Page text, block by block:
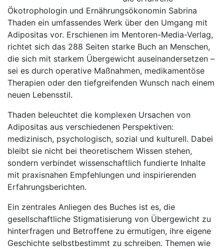
Ökotrophologin und Ernährungsökonomin Sabrina
Thaden ein umfassendes Werk über den Umgang mit
Adipositas vor. Erschienen im Mentoren-Media-Verlag,
richtet sich das 288 Seiten starke Buch an Menschen,
die sich mit starkem Übergewicht auseinandersetzen –
sei es durch operative Maßnahmen, medikamentöse
Therapien oder den tiefgreifenden Wunsch nach einem
neuen Lebensstil.
Thaden beleuchtet die komplexen Ursachen von
Adipositas aus verschiedenen Perspektiven:
medizinisch, psychologisch, sozial und kulturell. Dabei
bleibt sie nicht bei theoretischem Wissen stehen,
sondern verbindet wissenschaftlich fundierte Inhalte
mit praxisnahen Empfehlungen und inspirierenden
Erfahrungsberichten.
Ein zentrales Anliegen des Buches ist es, die
gesellschaftliche Stigmatisierung von Übergewicht zu
hinterfragen und Betroffene zu ermutigen, ihre eigene
Geschichte selbstbestimmt zu schreiben. Themen wie